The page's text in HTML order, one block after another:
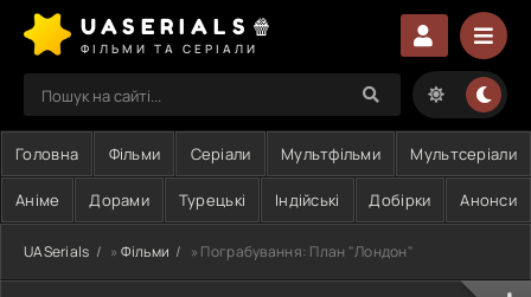
UASERIALS🍿
ФІЛЬМИ ТА СЕРІАЛИ
Головна Фільми Серіали Мультфільми Мультсеріали
Аніме Дорами Турецькі Індійські Добірки Анонси
UASerials » Фільми » Пограбування: План "Лондон"